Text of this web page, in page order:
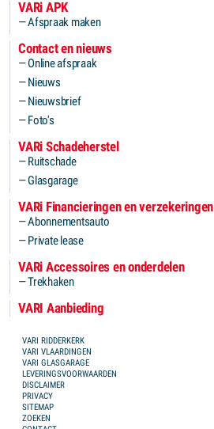
VARi APK
Afspraak maken
Contact en nieuws
Online afspraak
Nieuws
Nieuwsbrief
Foto's
VARi Schadeherstel
Ruitschade
Glasgarage
VARi Financieringen en verzekeringen
Abonnementsauto
Private lease
VARi Accessoires en onderdelen
Trekhaken
VARI Aanbieding
FOOTER MENU
VARI RIDDERKERK
VARI VLAARDINGEN
VARI GLASGARAGE
LEVERINGSVOORWAARDEN
DISCLAIMER
PRIVACY
SITEMAP
ZOEKEN